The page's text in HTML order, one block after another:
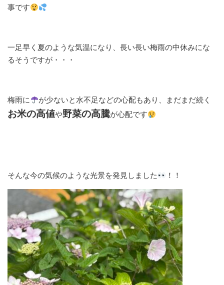
事です
一足早く夏のような気温になり、長い長い梅雨の中休みにな
るそうですが・・・
梅雨に が少ないと水不足などの心配もあり、まだまだ続く
お米の高値や野菜の高騰が心配です
そんな今の気候のような光景を発見しました ！！